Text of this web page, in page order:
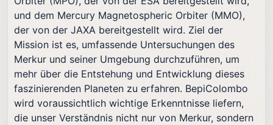
und dem Mercury Magnetospheric Orbiter (MMO),
der von der JAXA bereitgestellt wird. Ziel der
Mission ist es, umfassende Untersuchungen des
Merkur und seiner Umgebung durchzuführen, um
mehr über die Entstehung und Entwicklung dieses
faszinierenden Planeten zu erfahren. BepiColombo
wird voraussichtlich wichtige Erkenntnisse liefern,
die unser Verständnis nicht nur von Merkur, sondern